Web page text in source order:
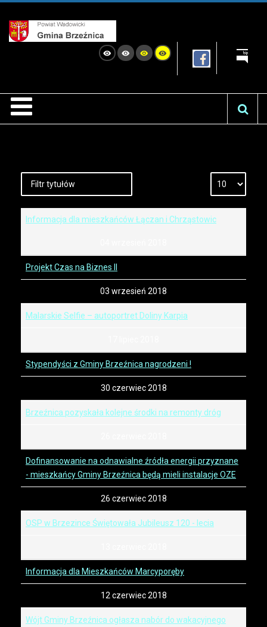
Informacja dla mieszkańców Łączan i Chrząstowic
Projekt Czas na Biznes II
03 wrzesień 2018
Malarskie Selfie – autoportret Doliny Karpia
Stypendyści z Gminy Brzeźnica nagrodzeni !
30 czerwiec 2018
Brzeźnica pozyskała kolejne środki na remonty dróg
Dofinansowanie na odnawialne źródła energii przyznane
- mieszkańcy Gminy Brzeźnica będą mieli instalacje OZE
26 czerwiec 2018
OSP w Brzezince Świętowała Jubileusz 120 - lecia
Informacja dla Mieszkańców Marcyporęby
12 czerwiec 2018
Wójt Gminy Brzeźnica ogłasza nabór do wakacyjnego